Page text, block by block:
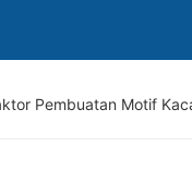
Pembuatan Motif